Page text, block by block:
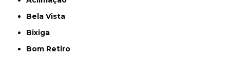
Bela Vista
Bixiga
Bom Retiro